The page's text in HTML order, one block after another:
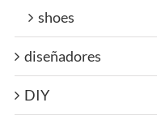
shoes
diseñadores
DIY